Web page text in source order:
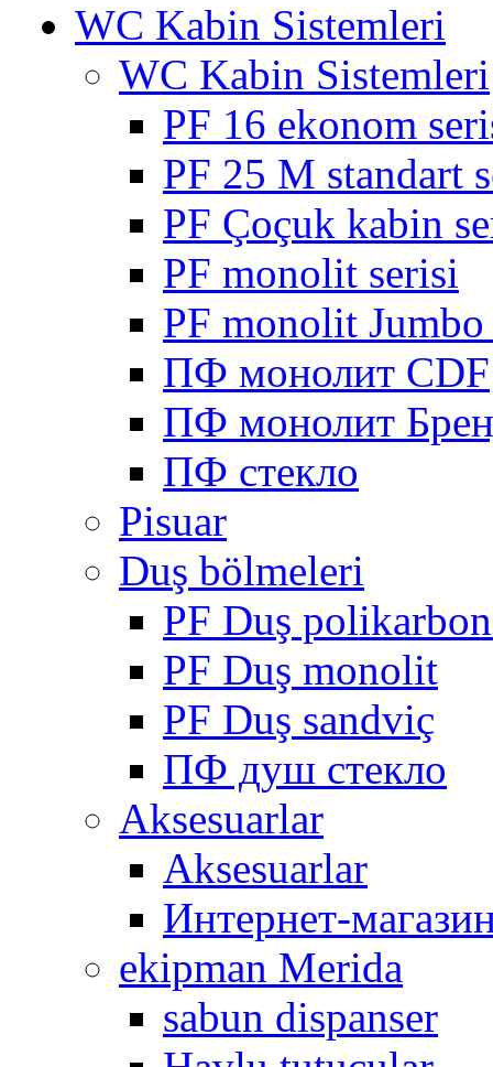
WC Kabin Sistemleri
WC Kabin Sistemleri
PF 16 ekonom
PF 25 M standart
PF Çoçuk kabin
PF monolit serisi
PF monolit
ПФ монолит CDF
ПФ монолит
ПФ стекло
Pisuar
Duş bölmeleri
PF Duş
PF Duş monolit
PF Duş sandviç
ПФ душ стекло
Aksesuarlar
Aksesuarlar
Интернет-
ekipman Merida
sabun dispanser